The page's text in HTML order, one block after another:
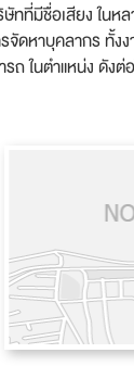
ทที่มีชื่อเสียง ในห
ดหาบุคลากร ทั้งง
ถ ในตำแหน่ง ดังต่